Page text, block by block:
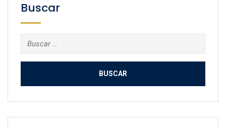
Buscar
Buscar: